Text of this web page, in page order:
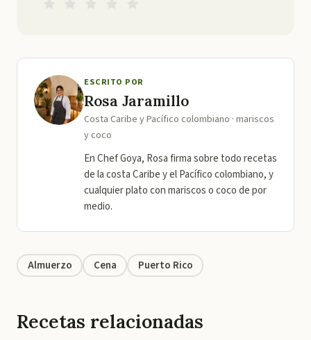
ESCRITO POR
Rosa Jaramillo
Costa Caribe y Pacífico colombiano · mariscos
y coco
En Chef Goya, Rosa firma sobre todo recetas
de la costa Caribe y el Pacífico colombiano, y
cualquier plato con mariscos o coco de por
medio.
Almuerzo Cena Puerto Rico
Recetas relacionadas